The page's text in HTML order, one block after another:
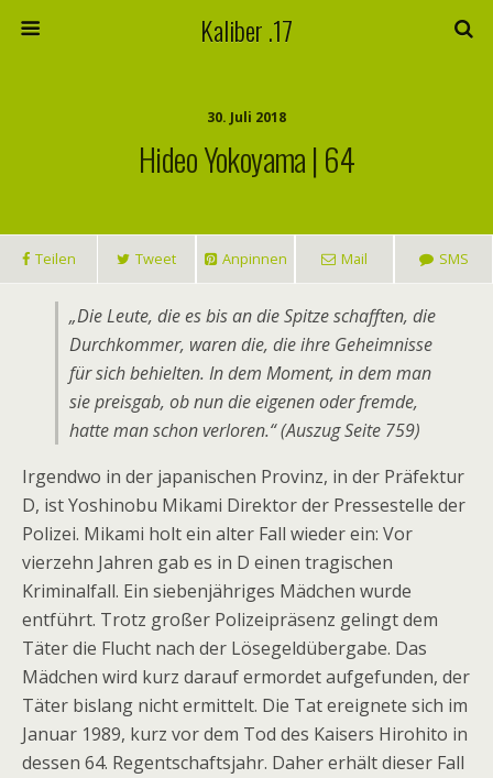
Kaliber .17
30. Juli 2018
Hideo Yokoyama | 64
Teilen Tweet Anpinnen Mail SMS
„Die Leute, die es bis an die Spitze schafften, die
Durchkommer, waren die, die ihre Geheimnisse
für sich behielten. In dem Moment, in dem man
sie preisgab, ob nun die eigenen oder fremde,
hatte man schon verloren.“ (Auszug Seite 759)
Irgendwo in der japanischen Provinz, in der Präfektur
D, ist Yoshinobu Mikami Direktor der Pressestelle der
Polizei. Mikami holt ein alter Fall wieder ein: Vor
vierzehn Jahren gab es in D einen tragischen
Kriminalfall. Ein siebenjähriges Mädchen wurde
entführt. Trotz großer Polizeipräsenz gelingt dem
Täter die Flucht nach der Lösegeldübergabe. Das
Mädchen wird kurz darauf ermordet aufgefunden, der
Täter bislang nicht ermittelt. Die Tat ereignete sich im
Januar 1989, kurz vor dem Tod des Kaisers Hirohito in
dessen 64. Regentschaftsjahr. Daher erhält dieser Fall